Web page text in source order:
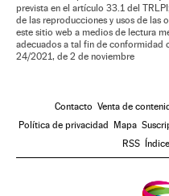
prevista en el artículo 33.1 del
de las reproducciones y usos de las
este sitio web a medios de lectura
adecuados a tal fin de conformidad
24/2021, de 2 de noviembre
Contacto Venta de
Política de privacidad
Mapa
RSS
Índice